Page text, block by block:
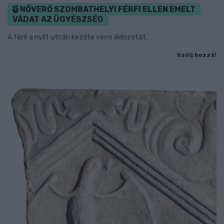
NŐVERŐ SZOMBATHELYI FÉRFI ELLEN EMELT
VÁDAT AZ ÜGYÉSZSÉG
A férfi a nyílt utcán kezdte verni áldozatát.
Szólj hozzá!